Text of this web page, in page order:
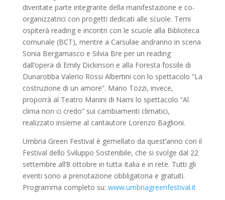
diventate parte integrante della manifestazione e co-
organizzatrici con progetti dedicati alle scuole. Terni
ospiterà reading e incontri con le scuole alla Biblioteca
comunale (BCT), mentre a Carsulae andranno in scena
Sonia Bergamasco e Silvia Bre per un reading
dall’opera di Emily Dickinson e alla Foresta fossile di
Dunarobba Valerio Rossi Albertini con lo spettacolo “La
costruzione di un amore”. Mario Tozzi, invece,
proporrà al Teatro Manini di Narni lo spettacolo “Al
clima non ci credo” sui cambiamenti climatici,
realizzato insieme al cantautore Lorenzo Baglioni.
Umbria Green Festival è gemellato da quest’anno con il
Festival dello Sviluppo Sostenibile, che si svolge dal 22
settembre all’8 ottobre in tutta Italia e in rete. Tutti gli
eventi sono a prenotazione obbligatoria e gratuiti.
Programma completo su: www.umbriagreenfestival.it